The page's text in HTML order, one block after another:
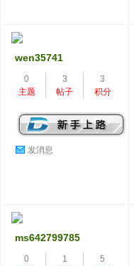
wen35741
0
主题
3
帖子
3
积分
发消息
ms642799785
0
1
5